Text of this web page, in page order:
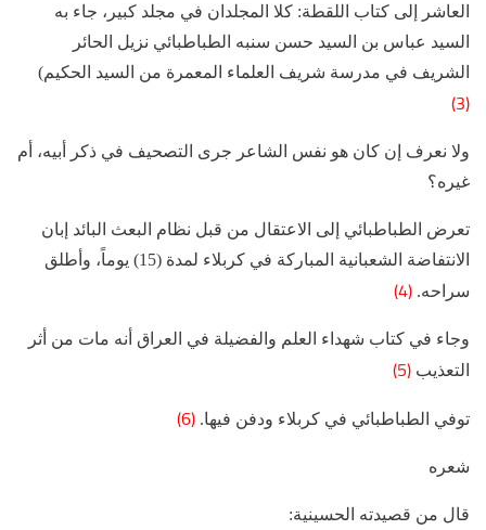
العاشر إلى كتاب اللقطة: كلا المجلدان في مجلد كبير، جاء به
السيد عباس بن السيد حسن سنبه الطباطبائي نزيل الحائر
الشريف في مدرسة شريف العلماء المعمرة من السيد الحكيم)
(3)
ولا نعرف إن كان هو نفس الشاعر جرى التصحيف في ذكر أبيه، أم
غيره؟
تعرض الطباطبائي إلى الاعتقال من قبل نظام البعث البائد إبان
الانتفاضة الشعبانية المباركة في كربلاء لمدة (15) يوماً، وأطلق
سراحه. (4)
وجاء في كتاب شهداء العلم والفضيلة في العراق أنه مات من أثر
التعذيب (5)
توفي الطباطبائي في كربلاء ودفن فيها. (6)
شعره
قال من قصيدته الحسينية: